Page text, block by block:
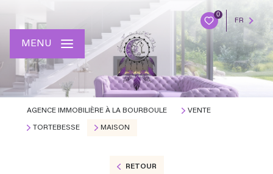
0
FR
MENU
AGENCE IMMOBILIÈRE À LA BOURBOULE VENTE
TORTEBESSE MAISON
RETOUR